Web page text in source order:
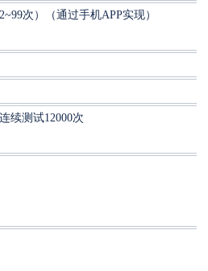
次）（通过手机APP实现）
续测试12000次